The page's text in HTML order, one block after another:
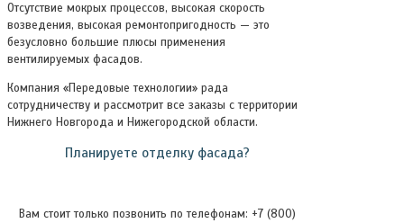
Отсутствие мокрых процессов, высокая скорость
возведения, высокая ремонтопригодность — это
безусловно большие плюсы применения
вентилируемых фасадов.
Компания «Передовые технологии» рада
сотрудничеству и рассмотрит все заказы с территории
Нижнего Новгорода и Нижегородской области.
Планируете отделку фасада?
Вам стоит только позвонить по телефонам: +7 (800)